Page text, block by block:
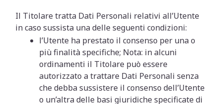
Il Titolare tratta Dati Personali relativi all’Utente
in caso sussista una delle seguenti condizioni:
l’Utente ha prestato il consenso per una o
più finalità specifiche; Nota: in alcuni
ordinamenti il Titolare può essere
autorizzato a trattare Dati Personali senza
che debba sussistere il consenso dell’Utente
o un’altra delle basi giuridiche specificate di